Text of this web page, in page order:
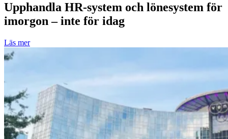
Upphandla HR-system och lönesystem för
imorgon – inte för idag
Läs mer